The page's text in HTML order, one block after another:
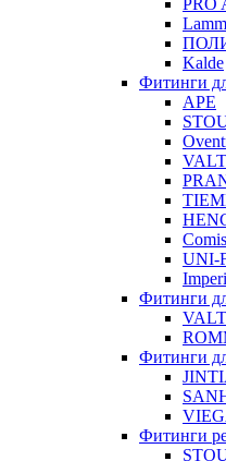
PRO
Kalde
Фитинги
APE
UNI-
Фитинги
Фитинги
Фитинги